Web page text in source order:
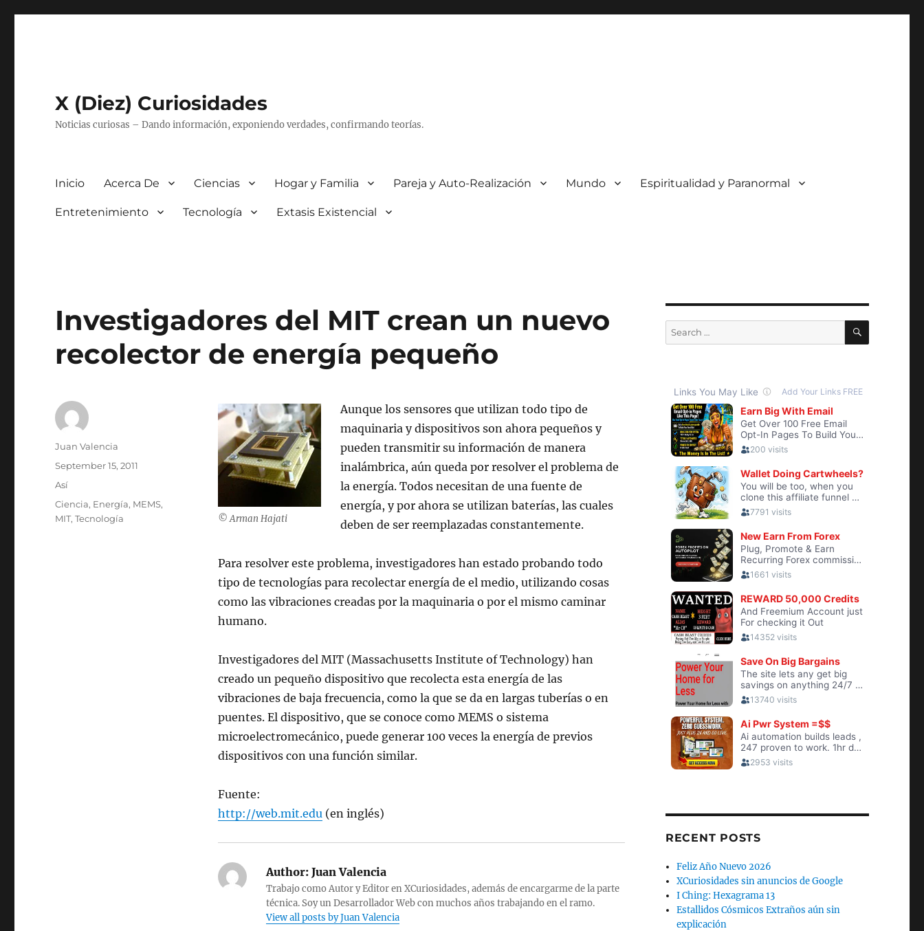
X (Diez) Curiosidades
Noticias curiosas – Dando información, exponiendo verdades, confirmando teorías.
Inicio Acerca De Ciencias Hogar y Familia Pareja y Auto-Realización Mundo Espiritualidad y Paranormal
Entretenimiento Tecnología Extasis Existencial
Investigadores del MIT crean un nuevo
recolector de energía pequeño
© Arman Hajati
Aunque los sensores que utilizan todo tipo de
maquinaria y dispositivos son ahora pequeños y
pueden transmitir su información de manera
inalámbrica, aún queda por resolver el problema de
la energía. Todos necesitan de una fuente de
energía, y por ahora se utilizan baterías, las cuales
deben de ser reemplazadas constantemente.
Para resolver este problema, investigadores han estado probando todo
tipo de tecnologías para recolectar energía de el medio, utilizando cosas
como las vibraciones creadas por la maquinaria o por el mismo caminar
humano.
Investigadores del MIT (Massachusetts Institute of Technology) han
creado un pequeño dispositivo que recolecta esta energía de las
vibraciones de baja frecuencia, como la que se da en largas tuberías o en
puentes. El dispositivo, que se conoce como MEMS o sistema
microelectromecánico, puede generar 100 veces la energía de previos
dispositivos con una función similar.
Fuente:
http://web.mit.edu(en inglés)
Author:Juan Valencia
Trabajo como Autor y Editor en XCuriosidades, además de encargarme de la parte
técnica. Soy un Desarrollador Web con muchos años trabajando en el ramo.
View all posts by Juan Valencia
Author
Juan Valencia
Posted
September 15, 2011
Categories
Así
Tags
Ciencia, Energía, MEMS,
MIT,Tecnología
Search
for:
SEARCH
RECENT POSTS
Feliz Año Nuevo 2026
XCuriosidades sin anuncios de Google
I Ching: Hexagrama 13
Estallidos Cósmicos Extraños aún sin
explicación